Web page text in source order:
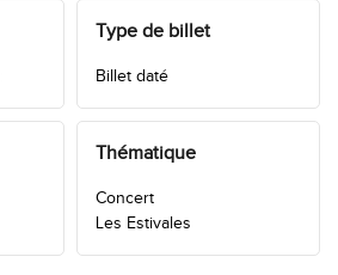
Type de billet
Billet daté
Thématique
Concert
Les Estivales